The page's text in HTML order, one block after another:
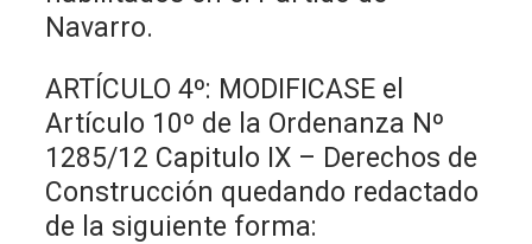
Navarro.
ARTÍCULO 4º: MODIFICASE el
Artículo 10º de la Ordenanza Nº
1285/12 Capitulo IX – Derechos de
Construcción quedando redactado
de la siguiente forma: